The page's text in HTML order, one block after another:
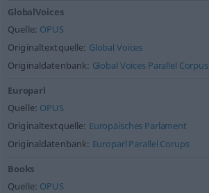
GlobalVoices
Quelle: OPUS
Originaltextquelle: Global Voices
Originaldatenbank: Global Voices Parallel Corpus
Europarl
Quelle: OPUS
Originaltextquelle: Europäisches Parlament
Originaldatenbank: Europarl Parallel Corups
Books
Quelle: OPUS